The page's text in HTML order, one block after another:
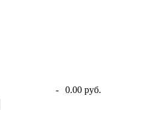
- 0.00 руб.